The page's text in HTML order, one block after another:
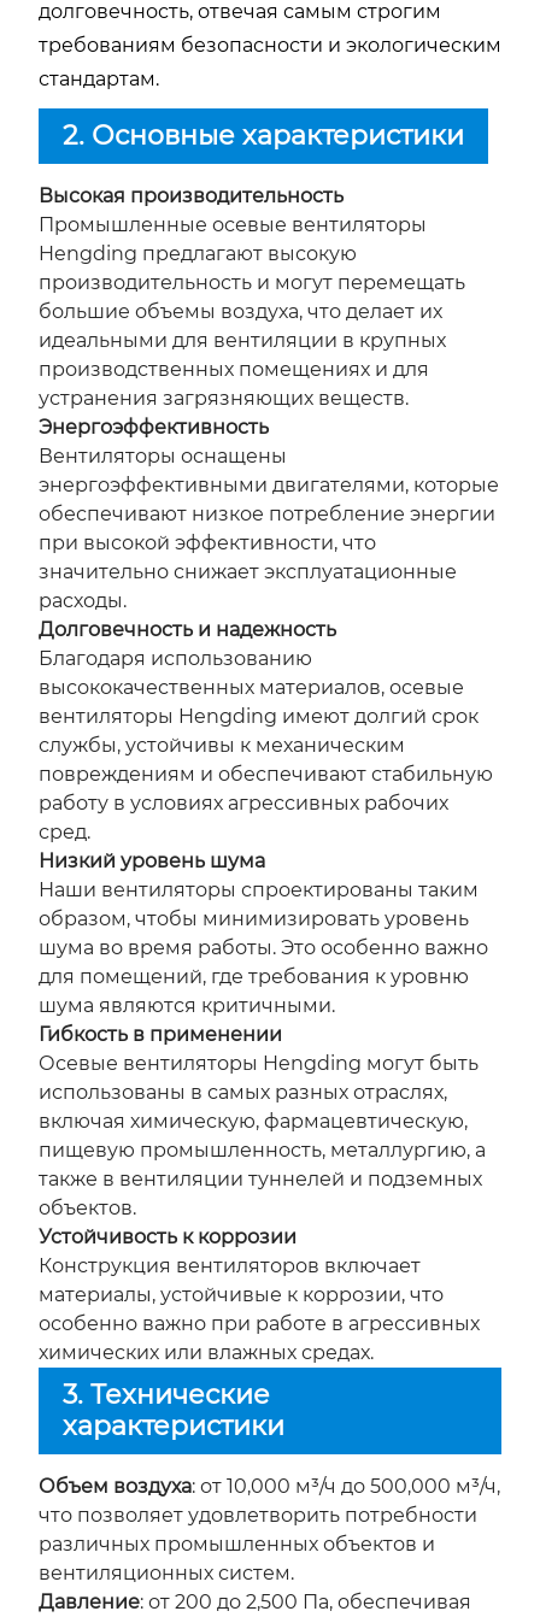
долговечность, отвечая самым строгим
требованиям безопасности и экологическим
стандартам.
2. Основные характеристики
Высокая производительность
Промышленные осевые вентиляторы
Hengding предлагают высокую
производительность и могут перемещать
большие объемы воздуха, что делает их
идеальными для вентиляции в крупных
производственных помещениях и для
устранения загрязняющих веществ.
Энергоэффективность
Вентиляторы оснащены
энергоэффективными двигателями, которые
обеспечивают низкое потребление энергии
при высокой эффективности, что
значительно снижает эксплуатационные
расходы.
Долговечность и надежность
Благодаря использованию
высококачественных материалов, осевые
вентиляторы Hengding имеют долгий срок
службы, устойчивы к механическим
повреждениям и обеспечивают стабильную
работу в условиях агрессивных рабочих
сред.
Низкий уровень шума
Наши вентиляторы спроектированы таким
образом, чтобы минимизировать уровень
шума во время работы. Это особенно важно
для помещений, где требования к уровню
шума являются критичными.
Гибкость в применении
Осевые вентиляторы Hengding могут быть
использованы в самых разных отраслях,
включая химическую, фармацевтическую,
пищевую промышленность, металлургию, а
также в вентиляции туннелей и подземных
объектов.
Устойчивость к коррозии
Конструкция вентиляторов включает
материалы, устойчивые к коррозии, что
особенно важно при работе в агрессивных
химических или влажных средах.
3. Технические
характеристики
Объем воздуха: от 10,000 м³/ч до 500,000 м³/ч,
что позволяет удовлетворить потребности
различных промышленных объектов и
вентиляционных систем.
Давление: от 200 до 2,500 Па, обеспечивая